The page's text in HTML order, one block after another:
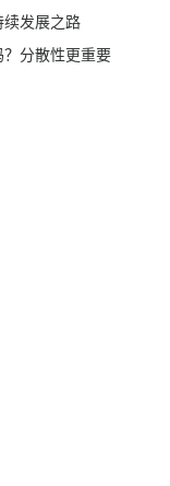
发展之路
分散性更重要